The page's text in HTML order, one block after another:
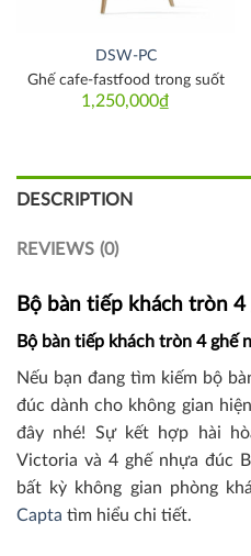
DSW-PC
1,250,000₫
Ghế cafe-fastfood trong suốt
DESCRIPTION
REVIEWS (0)
Bộ bàn tiếp khách tròn
Bộ bàn tiếp khách tròn 4 ghế
Nếu bạn đang tìm kiếm bộ
đúc dành cho không gian
đây nhé! Sự kết hợp hài
Victoria và 4 ghế nhựa đúc
bất kỳ không gian phòng
Capta tìm hiểu chi tiết.